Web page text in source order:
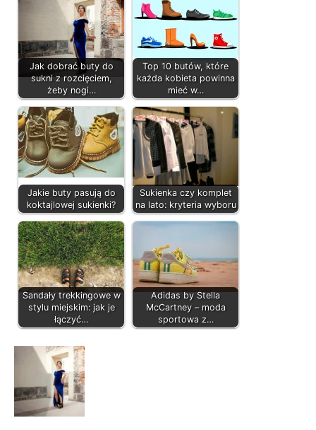
Jak dobrać buty do
sukni z rozcięciem,
żeby nogi…
Top 10 butów, które
każda kobieta powinna
mieć w…
Jakie buty pasują do
koktajlowej sukienki?
Sukienka czy komplet
na lato: kryteria wyboru
Sandały trekkingowe w
stylu miejskim: jak je
łączyć…
Adidas by Stella
McCartney – moda
sportowa z…